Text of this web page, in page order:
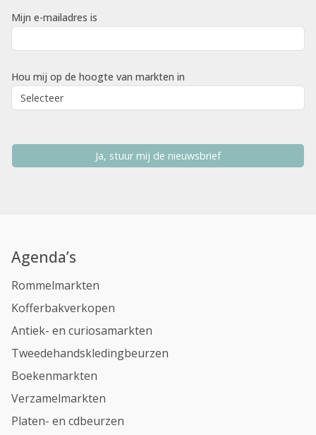
Mijn e-mailadres is
Hou mij op de hoogte van markten in
Ja, stuur mij de nieuwsbrief
Agenda’s
Rommelmarkten
Kofferbakverkopen
Antiek- en curiosamarkten
Tweedehandskledingbeurzen
Boekenmarkten
Verzamelmarkten
Platen- en cdbeurzen